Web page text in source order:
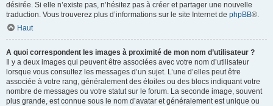
désirée. Si elle n’existe pas, n’hésitez pas à créer et partager une nouvelle
traduction. Vous trouverez plus d’informations sur le site Internet de phpBB®.
Haut
A quoi correspondent les images à proximité de mon nom d’utilisateur ?
Il y a deux images qui peuvent être associées avec votre nom d’utilisateur
lorsque vous consultez les messages d’un sujet. L’une d’elles peut être
associée à votre rang, généralement des étoiles ou des blocs indiquant votre
nombre de messages ou votre statut sur le forum. La seconde image, souvent
plus grande, est connue sous le nom d’avatar et généralement est unique ou